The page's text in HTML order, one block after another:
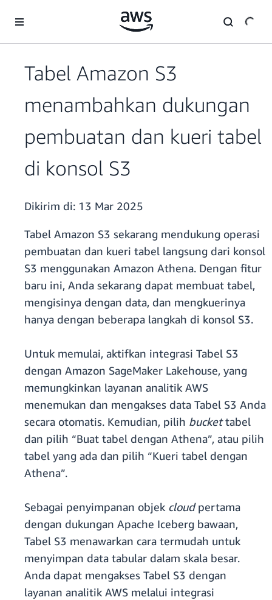
Tabel Amazon S3
menambahkan dukungan
pembuatan dan kueri tabel
di konsol S3
Dikirim di: 13 Mar 2025
Tabel Amazon S3 sekarang mendukung operasi
pembuatan dan kueri tabel langsung dari konsol
S3 menggunakan Amazon Athena. Dengan fitur
baru ini, Anda sekarang dapat membuat tabel,
mengisinya dengan data, dan mengkuerinya
hanya dengan beberapa langkah di konsol S3.
Untuk memulai, aktifkan integrasi Tabel S3
dengan Amazon SageMaker Lakehouse, yang
memungkinkan layanan analitik AWS
menemukan dan mengakses data Tabel S3 Anda
secara otomatis. Kemudian, pilih buckettabel
dan pilih “Buat tabel dengan Athena”, atau pilih
tabel yang ada dan pilih “Kueri tabel dengan
Athena”.
Sebagai penyimpanan objek cloudpertama
dengan dukungan Apache Iceberg bawaan,
Tabel S3 menawarkan cara termudah untuk
menyimpan data tabular dalam skala besar.
Anda dapat mengakses Tabel S3 dengan
layanan analitik AWS melalui integrasi